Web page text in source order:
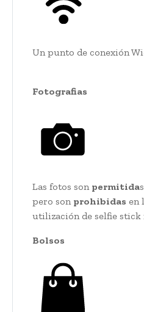
Un punto de conexión
Fotografias
Las fotos son permitida
pero son prohibidas en
utilización de selfie stick
Bolsos